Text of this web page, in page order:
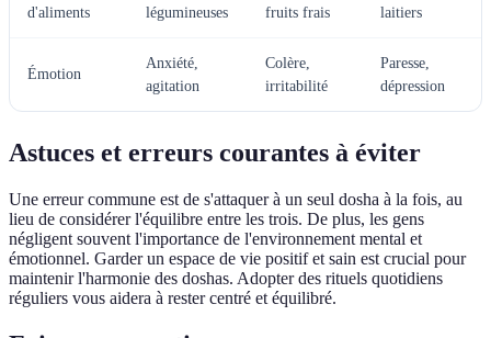
d'aliments
légumineuses
fruits frais
laitiers
Émotion
Anxiété,
agitation
Colère,
irritabilité
Paresse,
dépression
Astuces et erreurs courantes à éviter
Une erreur commune est de s'attaquer à un seul dosha à la fois, au
lieu de considérer l'équilibre entre les trois. De plus, les gens
négligent souvent l'importance de l'environnement mental et
émotionnel. Garder un espace de vie positif et sain est crucial pour
maintenir l'harmonie des doshas. Adopter des rituels quotidiens
réguliers vous aidera à rester centré et équilibré.